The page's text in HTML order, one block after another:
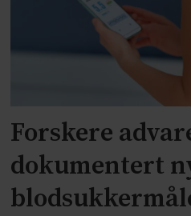
Forskere
dokumentert